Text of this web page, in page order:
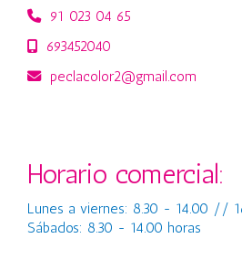
91 023 04 65
693452040
peclacolor2
gmail.com
Horario comercial:
Lunes a viernes: 8.30 - 14.00 //
Sábados: 8.30 - 14.00 horas